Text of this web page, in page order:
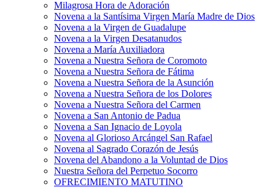
Milagrosa Hora de Adoración
Novena a la Santísima Virgen María Madre de Dios
Novena a la Virgen de Guadalupe
Novena a la Virgen Desatanudos
Novena a María Auxiliadora
Novena a Nuestra Señora de Coromoto
Novena a Nuestra Señora de Fátima
Novena a Nuestra Señora de la Asunción
Novena a Nuestra Señora de los Dolores
Novena a Nuestra Señora del Carmen
Novena a San Antonio de Padua
Novena a San Ignacio de Loyola
Novena al Glorioso Arcángel San Rafael
Novena al Sagrado Corazón de Jesús
Novena del Abandono a la Voluntad de Dios
Nuestra Señora del Perpetuo Socorro
OFRECIMIENTO MATUTINO